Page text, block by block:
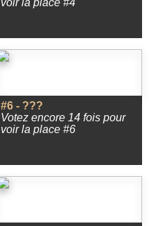
voir la place #4
#6 - ???
Votez encore 14 fois pour
voir la place #6